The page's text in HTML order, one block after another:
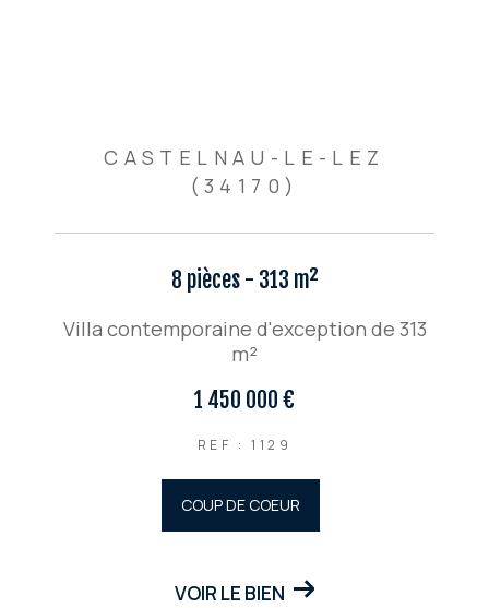
CASTELNAU-LE-LEZ
(34170)
8 pièces - 313 m²
Villa contemporaine d'exception de 313
m²
1 450 000 €
REF : 1129
COUP DE COEUR
VOIR LE BIEN